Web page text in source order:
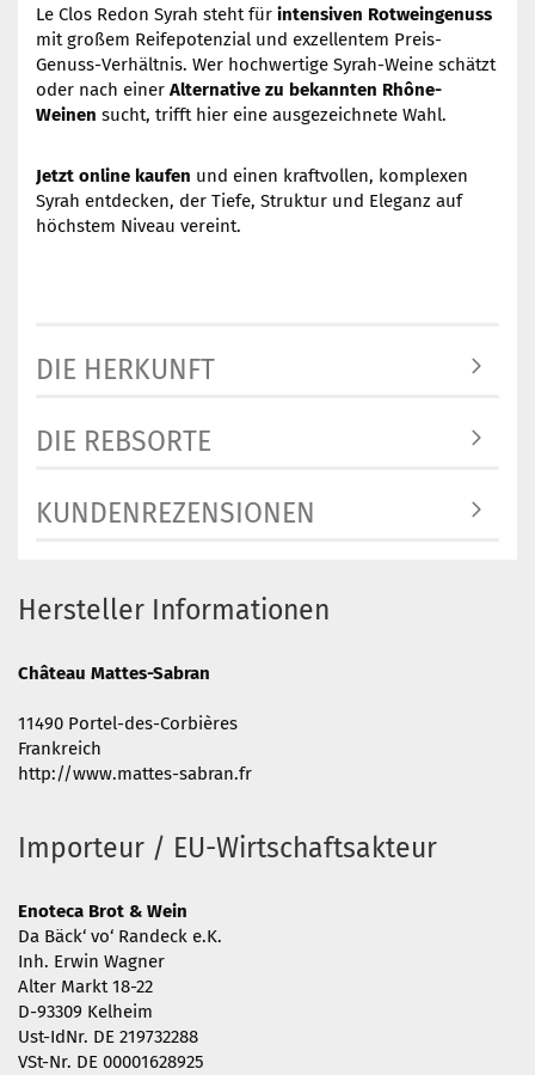
Le Clos Redon Syrah steht für intensiven Rotweingenuss
mit großem Reifepotenzial und exzellentem Preis-
Genuss-Verhältnis. Wer hochwertige Syrah-Weine schätzt
oder nach einer Alternative zu bekannten Rhône-
Weinen sucht, trifft hier eine ausgezeichnete Wahl.
Jetzt online kaufen und einen kraftvollen, komplexen
Syrah entdecken, der Tiefe, Struktur und Eleganz auf
höchstem Niveau vereint.
DIE HERKUNFT
DIE REBSORTE
KUNDENREZENSIONEN
Hersteller Informationen
Château Mattes-Sabran
11490 Portel-des-Corbières
Frankreich
http://www.mattes-sabran.fr
Importeur / EU-Wirtschaftsakteur
Enoteca Brot & Wein
Da Bäck‘ vo‘ Randeck e.K.
Inh. Erwin Wagner
Alter Markt 18-22
D-93309 Kelheim
Ust-IdNr. DE 219732288
VSt-Nr. DE 00001628925